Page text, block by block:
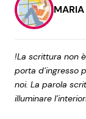
!La scrittura non
porta d’ingresso
noi. La parola
illuminare